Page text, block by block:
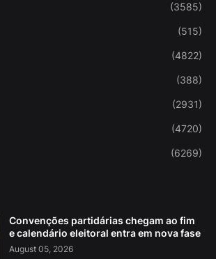
(3585)
(515)
(4822)
(388)
(2931)
(4720)
(6269)
Convenções partidárias chegam ao fim
e calendário eleitoral entra em nova fase
August 05, 2026